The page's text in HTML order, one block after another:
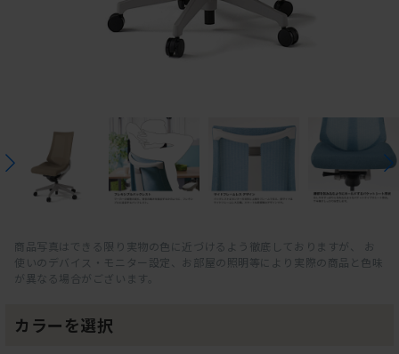
商品写真はできる限り実物の色に近づけるよう徹底しておりますが、 お
使いのデバイス・モニター設定、お部屋の照明等により実際の商品と色味
が異なる場合がございます。
カラーを選択